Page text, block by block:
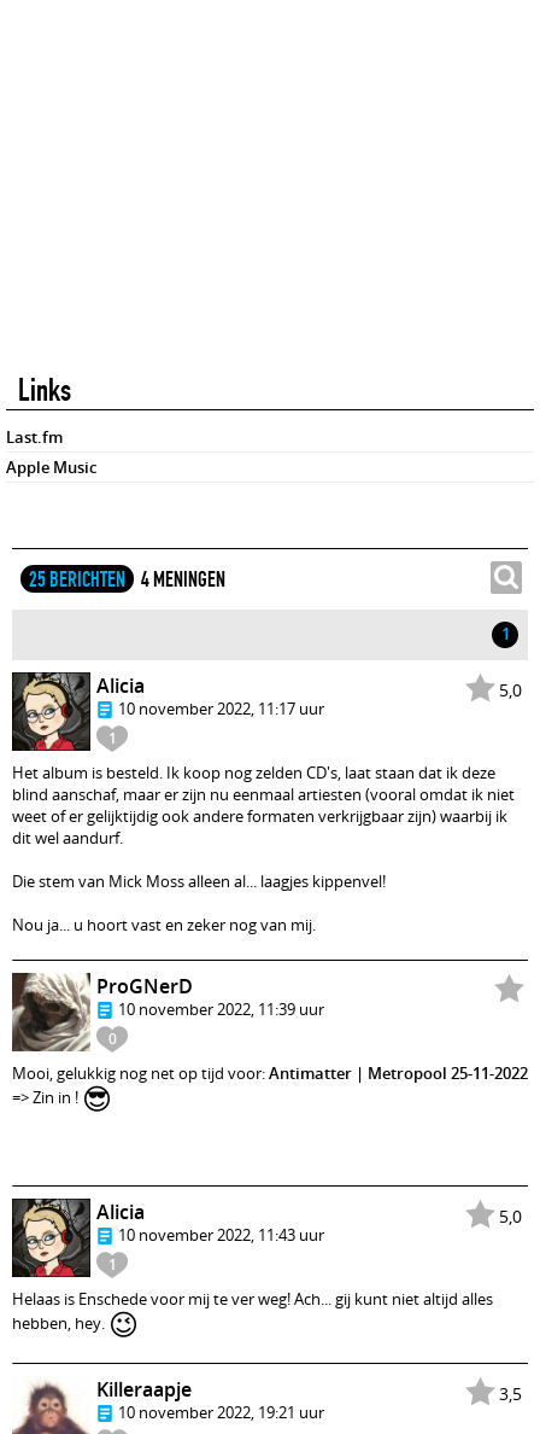
Links
Last.fm
Apple Music
25 BERICHTEN 4 MENINGEN
1
5,0
1
Alicia
10 november 2022, 11:17 uur
Het album is besteld. Ik koop nog zelden CD's, laat staan dat ik deze
blind aanschaf, maar er zijn nu eenmaal artiesten (vooral omdat ik niet
weet of er gelijktijdig ook andere formaten verkrijgbaar zijn) waarbij ik
dit wel aandurf.
Die stem van Mick Moss alleen al... laagjes kippenvel!
Nou ja... u hoort vast en zeker nog van mij.
0
ProGNerD
10 november 2022, 11:39 uur
Mooi, gelukkig nog net op tijd voor:Antimatter | Metropool 25-11-2022
=> Zin in ! 😎
5,0
1
Alicia
10 november 2022, 11:43 uur
Helaas is Enschede voor mij te ver weg! Ach... gij kunt niet altijd alles
hebben, hey. 😉
3,5
Killeraapje
10 november 2022, 19:21 uur